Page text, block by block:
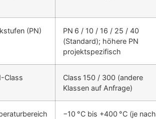
(PN)
PN 6 / 10 / 16 / 25 / 40
(Standard); höhere PN
projektspezifisch
Class
Class 150 / 300 (andere
Klassen auf Anfrage)
−10 °C bis +400 °C (je nach